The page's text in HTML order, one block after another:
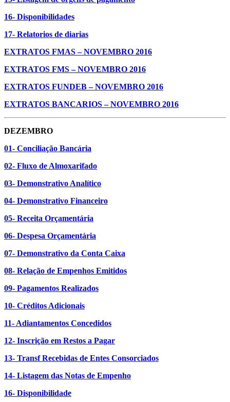
16- Disponibilidades
17- Relatorios de diarias
EXTRATOS FMAS – NOVEMBRO 2016
EXTRATOS FMS – NOVEMBRO 2016
EXTRATOS FUNDEB – NOVEMBRO 2016
EXTRATOS BANCARIOS – NOVEMBRO 2016
DEZEMBRO
01- Conciliação Bancária
02- Fluxo de Almoxarifado
03- Demonstrativo Analítico
04- Demonstrativo Financeiro
05- Receita Orçamentária
06- Despesa Orçamentária
07- Demonstrativo da Conta Caixa
08- Relação de Empenhos Emitidos
09- Pagamentos Realizados
10- Créditos Adicionais
11- Adiantamentos Concedidos
12- Inscrição em Restos a Pagar
13- Transf Recebidas de Entes Consorciados
14- Listagem das Notas de Empenho
16- Disponibilidade